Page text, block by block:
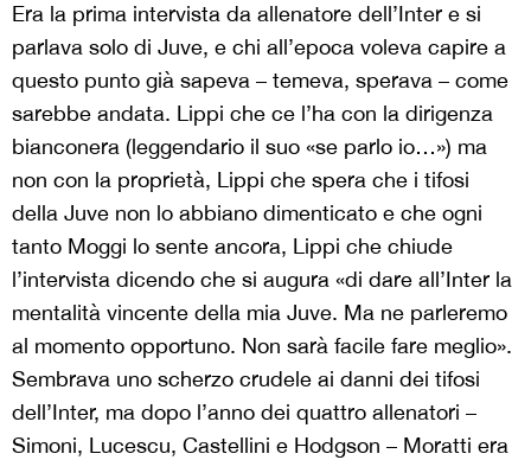
Era la prima intervista da allenatore dell’Inter e si
parlava solo di Juve, e chi all’epoca voleva capire a
questo punto già sapeva – temeva, sperava – come
sarebbe andata. Lippi che ce l’ha con la dirigenza
bianconera (leggendario il suo «se parlo io…») ma
non con la proprietà, Lippi che spera che i tifosi
della Juve non lo abbiano dimenticato e che ogni
tanto Moggi lo sente ancora, Lippi che chiude
l’intervista dicendo che si augura «di dare all’Inter la
mentalità vincente della mia Juve. Ma ne parleremo
al momento opportuno. Non sarà facile fare meglio».
Sembrava uno scherzo crudele ai danni dei tifosi
dell’Inter, ma dopo l’anno dei quattro allenatori –
Simoni, Lucescu, Castellini e Hodgson – Moratti era